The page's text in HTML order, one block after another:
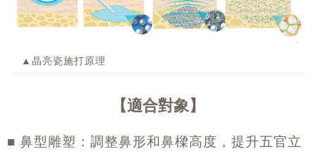
▲晶亮瓷施打原理
適合對象
■ 鼻型雕塑：調整鼻形和鼻樑高度，提升五官立